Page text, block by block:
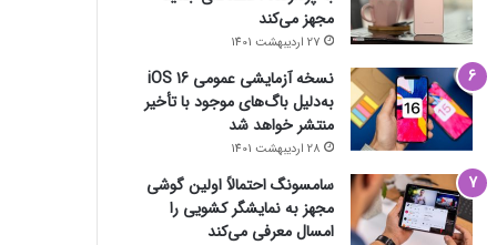
مجهز می‌کند
27 اردیبهشت 1401
نسخه آزمایشی عمومی iOS 16
به‌دلیل باگ‌های موجود با تأخیر
منتشر خواهد شد
28 اردیبهشت 1401
سامسونگ احتمالاً اولین گوشی
مجهز به نمایشگر کشویی را
امسال معرفی می‌کند